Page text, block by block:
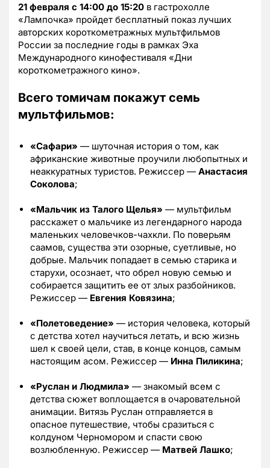
21 февраля с 14:00 до 15:20 в гастрохолле
«Лампочка» пройдет бесплатный показ лучших
авторских короткометражных мультфильмов
России за последние годы в рамках Эха
Международного кинофестиваля «Дни
короткометражного кино».
Всего томичам покажут семь
мультфильмов:
«Сафари» — шуточная история о том, как
африканские животные проучили любопытных и
неаккуратных туристов. Режиссер — Анастасия
Соколова;
«Мальчик из Талого Щелья» — мультфильм
расскажет о мальчике из легендарного народа
маленьких человечков-чахкли. По поверьям
саамов, существа эти озорные, суетливые, но
добрые. Мальчик попадает в семью старика и
старухи, осознает, что обрел новую семью и
собирается защитить ее от злых разбойников.
Режиссер — Евгения Ковязина;
«Полетоведение» — история человека, который
с детства хотел научиться летать, и всю жизнь
шел к своей цели, став, в конце концов, самым
настоящим асом. Режиссер — Инна Пиликина;
«Руслан и Людмила» — знакомый всем с
детства сюжет воплощается в очаровательной
анимации. Витязь Руслан отправляется в
опасное путешествие, чтобы сразиться с
колдуном Черномором и спасти свою
возлюбленную. Режиссер — Матвей Лашко;